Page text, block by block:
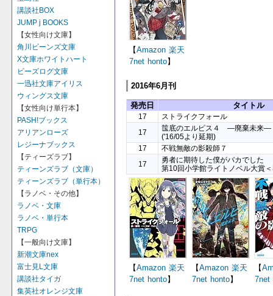
講談社BOX
JUMP j BOOKS
【女性向け文庫】
角川ビーンズ文庫
X文庫ホワイトハート
ビーズログ文庫
一迅社文庫アイリス
ウィングス文庫
【女性向け単行本】
PASH!ブックス
アリアンローズ
レジーナブックス
【ティーズラブ】
ティーンズラブ（文庫）
ティーンズラブ（単行本）
【ラノベ・その他】
ラノベ・文庫
ラノベ・単行本
TRPG
【一般向け文庫】
新潮文庫nex
富士見L文庫
講談社タイガ
集英社オレンジ文庫
【Amazon 楽天
7net honto】
2016年6月刊
発売日 タイトル
17
ストライクフォール
17
筺底のエルピス４ ―廃棄未来―
('16/05より延期)
17
不戦無敵の影殺師７
17
勇者に期待した僕がバカでした
第10回小学館ライトノベル大賞
【Amazon 楽天
7net honto】
【Amazon 楽天
7net honto】
【
7net